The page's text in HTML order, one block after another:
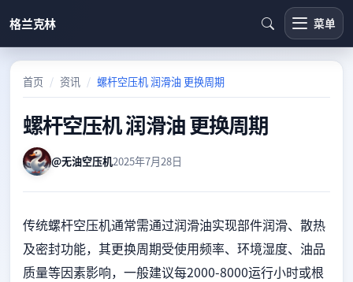
格兰克林 菜单
首页 资讯 螺杆空压机 润滑油 更换周期
螺杆空压机 润滑油 更换周期
@无油空压机2025年7月28日
传统螺杆空压机通常需通过润滑油实现部件润滑、散热
及密封功能，其更换周期受使用频率、环境湿度、油品
质量等因素影响，一般建议每2000-8000运行小时或根